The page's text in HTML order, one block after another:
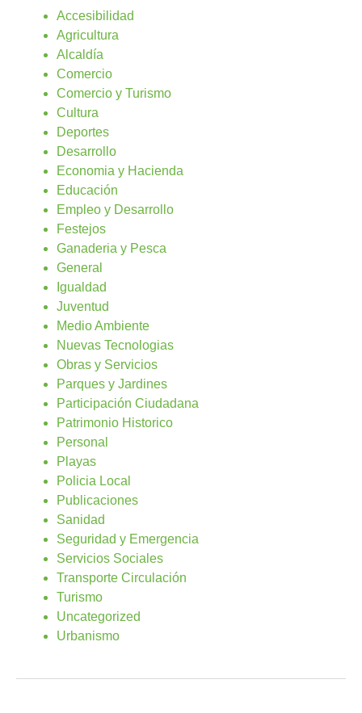
Accesibilidad
Agricultura
Alcaldía
Comercio
Comercio y Turismo
Cultura
Deportes
Desarrollo
Economia y Hacienda
Educación
Empleo y Desarrollo
Festejos
Ganaderia y Pesca
General
Igualdad
Juventud
Medio Ambiente
Nuevas Tecnologias
Obras y Servicios
Parques y Jardines
Participación Ciudadana
Patrimonio Historico
Personal
Playas
Policia Local
Publicaciones
Sanidad
Seguridad y Emergencia
Servicios Sociales
Transporte Circulación
Turismo
Uncategorized
Urbanismo